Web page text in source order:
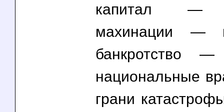
капитал —
махинации —
банкротство
национальные
грани